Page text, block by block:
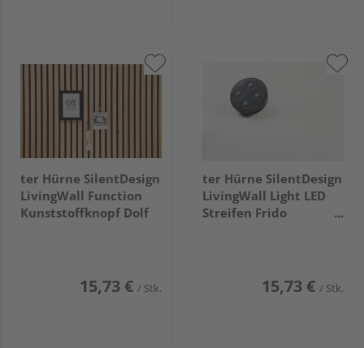
ter Hürne SilentDesign
LivingWall Function
Kunststoffknopf Dolf
15,73 € / Stk.
ter Hürne SilentDesign
LivingWall Light LED
Streifen Frido
15,73 € / Stk.